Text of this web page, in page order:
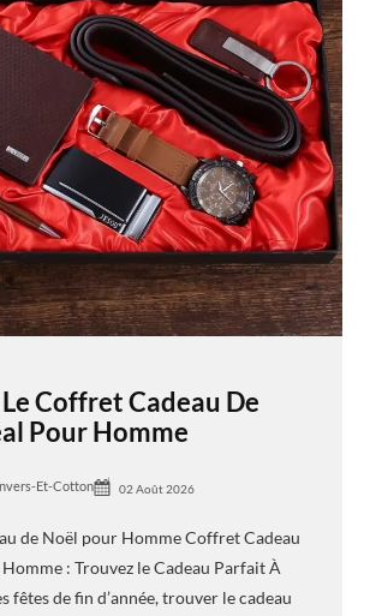
Coffret Cadeau De
Pour Homme
Et-Cotton 02 Août 2026
de Noël pour Homme Coffret Cadeau
: Trouvez le Cadeau Parfait À
fêtes de fin d’année, trouver le cadeau